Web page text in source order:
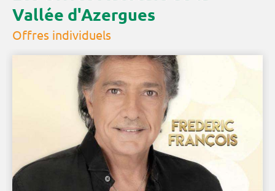
Vallée d'Azergues
Offres individuels